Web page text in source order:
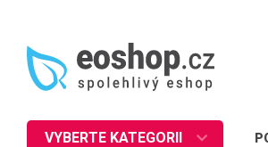
VYBERTE KATEGORII